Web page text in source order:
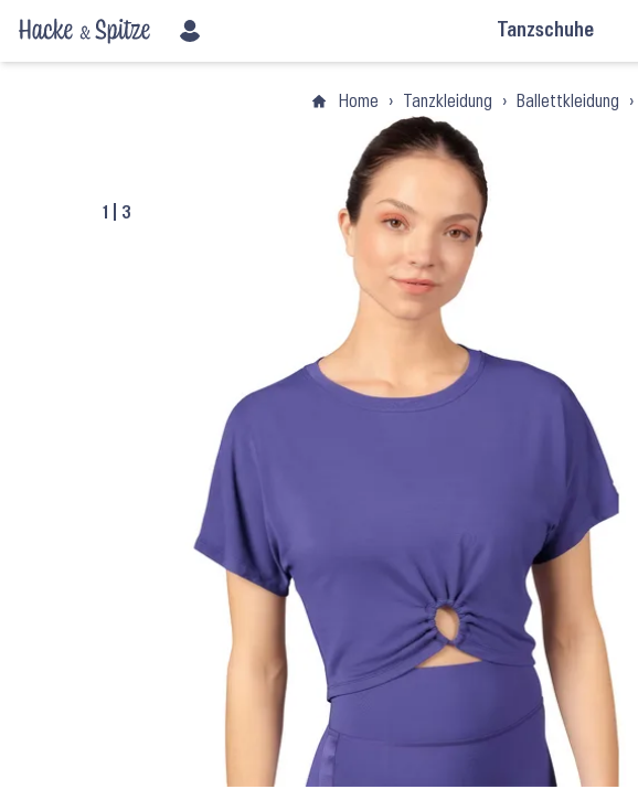
Tanzschuhe
Home › Tanzkleidung › Ballettkleidung ›
1 3